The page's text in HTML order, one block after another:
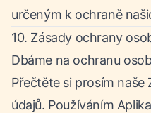
určeným k ochraně
10. Zásady ochrany
Dbáme na ochranu
Přečtěte si prosím
údajů. Používáním